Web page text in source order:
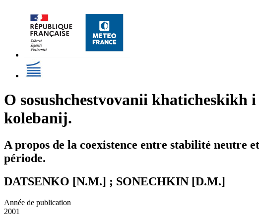
O sosushchestvovanii
kolebanij.
A propos de la coexistence entre stabilité neutre
période.
DATSENKO [N.M.] ; SONECHKIN [D.M.]
Année de publication
2001